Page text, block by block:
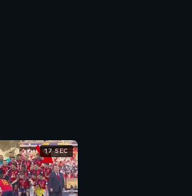
17 SEC